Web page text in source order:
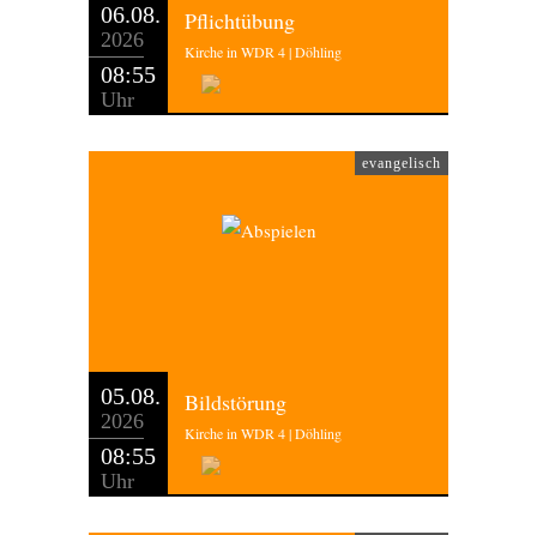
06.08.
2026
08:55
Uhr
Pflichtübung
Kirche in WDR 4 | Döhling
evangelisch
05.08.
2026
08:55
Uhr
Bildstörung
Kirche in WDR 4 | Döhling